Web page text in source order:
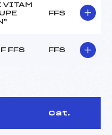
VITAM
FFS
FFS FFS
Cat.